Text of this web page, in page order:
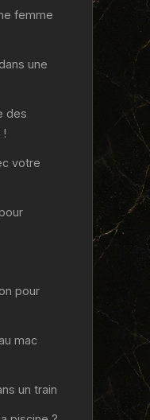
femme
une
des
!
votre
pour
mac
un train